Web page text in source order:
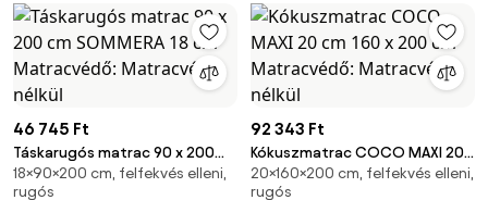
46 745 Ft
Táskarugós matrac 90 x 200
cm SOMMERA 18 cm
Matracvédő: Matracvédő
18×90×200 cm, felfekvés elleni,
rugós
92 343 Ft
Kókuszmatrac COCO MAXI 20
cm 160 x 200 cm Matracvédő:
Matracvédő nélkül
20×160×200 cm, felfekvés elleni,
rugós